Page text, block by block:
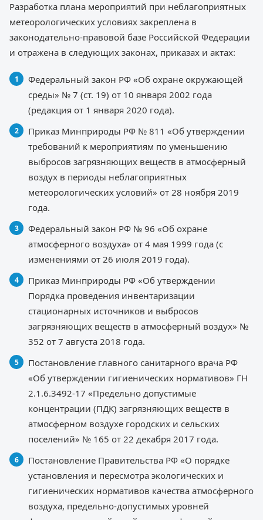
Разработка плана мероприятий при неблагоприятных
метеорологических условиях закреплена в
законодательно-правовой базе Российской Федерации
и отражена в следующих законах, приказах и актах:
Федеральный закон РФ «Об охране окружающей
среды» № 7 (ст. 19) от 10 января 2002 года
(редакция от 1 января 2020 года).
Приказ Минприроды РФ № 811 «Об утверждении
требований к мероприятиям по уменьшению
выбросов загрязняющих веществ в атмосферный
воздух в периоды неблагоприятных
метеорологических условий» от 28 ноября 2019
года.
Федеральный закон РФ № 96 «Об охране
атмосферного воздуха» от 4 мая 1999 года (с
изменениями от 26 июля 2019 года).
Приказ Минприроды РФ «Об утверждении
Порядка проведения инвентаризации
стационарных источников и выбросов
загрязняющих веществ в атмосферный воздух» №
352 от 7 августа 2018 года.
Постановление главного санитарного врача РФ
«Об утверждении гигиенических нормативов» ГН
2.1.6.3492-17 «Предельно допустимые
концентрации (ПДК) загрязняющих веществ в
атмосферном воздухе городских и сельских
поселений» № 165 от 22 декабря 2017 года.
Постановление Правительства РФ «О порядке
установления и пересмотра экологических и
гигиенических нормативов качества атмосферного
воздуха, предельно-допустимых уровней